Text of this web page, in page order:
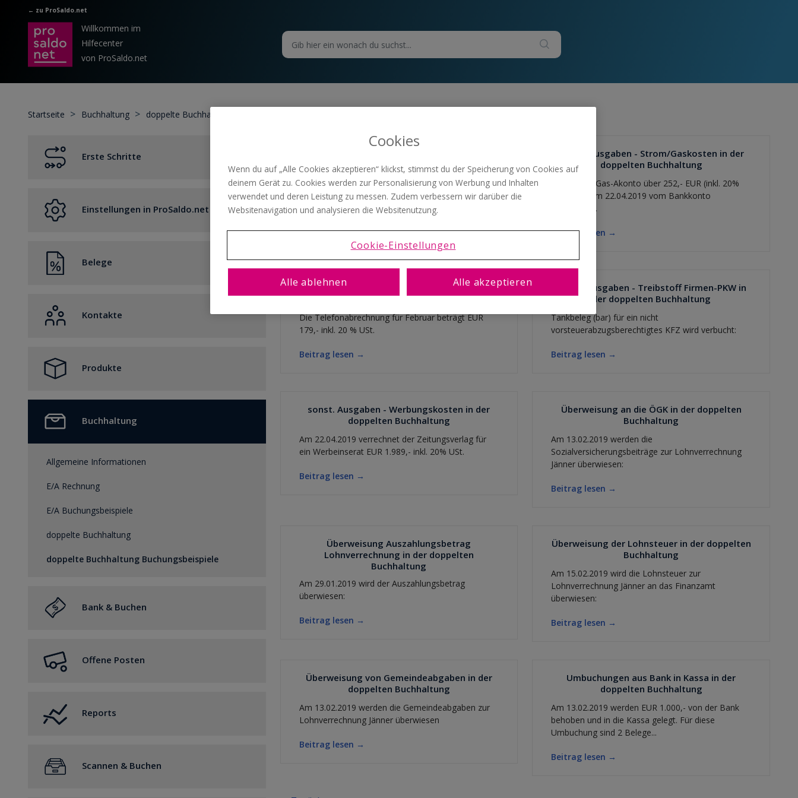
Zum hauptsächlichen Inhalt gehen
← zu ProSaldo.net
Willkommen im
Hilfecenter
von ProSaldo.net
Startseite Buchhaltung doppelte Buchhaltung Buchungsbeispiele
Erste Schritte
KleinunternehmerregelungEinstellungen in ProSaldo.net
Buchen
Belegdruck
Belege
Kontakte
Produkte
Produkte
Buchhaltung
Allgemeine Informationen
E/A Rechnung
E/A Buchungsbeispiele
doppelte Buchhaltung
doppelte Buchhaltung Buchungsbeispiele
Bank & Buchen
Bank & Buchen für die E/A
Offene Posten
Reports
Steuer Scannen & Buchen
der doppelten Buchhaltung
Die Steuerberatungskanzlei übersendet für die
Leistungen des 1. Quartals eine Abrechnung über
EUR 320,- inkl. 20% US...
Beitrag lesen →
sonst. Ausgaben - Strom/Gaskosten in der
doppelten Buchhaltung
Das Strom/Gas-Akonto über 252,- EUR (inkl. 20%
USt.) wird am 22.04.2019 vom Bankkonto
eingezogen.
Beitrag lesen →
sonst. Ausgaben - Telefonkosten in der
doppelten Buchhaltung
Die Telefonabrechnung für Februar beträgt EUR
179,- inkl. 20 % USt.
Beitrag lesen →
sonst. Ausgaben - Treibstoff Firmen-PKW in
der doppelten Buchhaltung
Tankbeleg (bar) für ein nicht
vorsteuerabzugsberechtigtes KFZ wird verbucht:
Beitrag lesen →
sonst. Ausgaben - Werbungskosten in der
doppelten Buchhaltung
Am 22.04.2019 verrechnet der Zeitungsverlag für
ein Werbeinserat EUR 1.989,- inkl. 20% USt.
Beitrag lesen →
Überweisung an die ÖGK in der doppelten
Buchhaltung
Am 13.02.2019 werden die
Sozialversicherungsbeiträge zur Lohnverrechnung
Jänner überwiesen:
Beitrag lesen →
Überweisung Auszahlungsbetrag
Lohnverrechnung in der doppelten
Buchhaltung
Am 29.01.2019 wird der Auszahlungsbetrag
überwiesen:
Beitrag lesen →
Überweisung der Lohnsteuer in der doppelten
Buchhaltung
Am 15.02.2019 wird die Lohnsteuer zur
Lohnverrechnung Jänner an das Finanzamt
überwiesen:
Beitrag lesen →
Überweisung von Gemeindeabgaben in der
doppelten Buchhaltung
Am 13.02.2019 werden die Gemeindeabgaben zur
Lohnverrechnung Jänner überwiesen
Beitrag lesen →
Umbuchungen aus Bank in Kassa in der
doppelten Buchhaltung
Am 13.02.2019 werden EUR 1.000,- von der Bank
behoben und in die Kassa gelegt. Für diese
Umbuchung sind 2 Belege...
Beitrag lesen →
Cookies
Wenn du auf „Alle Cookies akzeptieren“ klickst, stimmst du der Speicherung von Cookies auf
deinem Gerät zu. Cookies werden zur Personalisierung von Werbung und Inhalten
verwendet und deren Leistung zu messen. Zudem verbessern wir darüber die
Websitenavigation und analysieren die Websitenutzung.
Cookie-Einstellungen
Alle ablehnen Alle akzeptieren